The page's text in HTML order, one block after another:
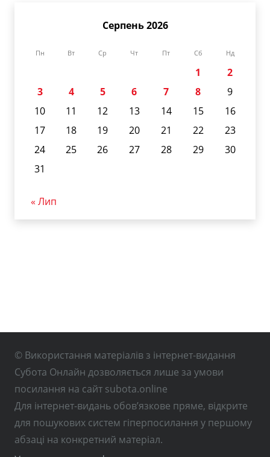
Серпень 2026
Пн Вт Ср Чт Пт Сб Нд
1
2
3
4 5 6 7 8
9
10
11 12 13 14 15
16
17
18 19 20 21 22
23
24
25 26 27 28 29
30
31
« Лип
© Використання матеріалів з інтернет-видання
Субота Онлайн дозволяється лише за умови
посилання на сайт subota.online
Для інтернет-видань обов’язкове пряме, відкрите
для пошукових систем гіперпосилання у першому
абзаці на конкретний матеріал.